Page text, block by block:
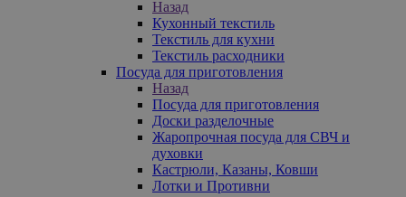
Назад
Кухонный текстиль
Текстиль для кухни
Текстиль расходники
Посуда для приготовления
Назад
Посуда для приготовления
Доски разделочные
Жаропрочная посуда для СВЧ и
духовки
Кастрюли, Казаны, Ковши
Лотки и Противни